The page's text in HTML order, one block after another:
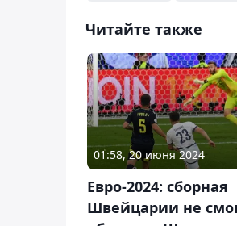
Читайте также
01:58, 20 июня 2024
Евро-2024: сборная
Швейцарии не